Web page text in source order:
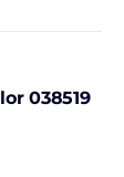
038519